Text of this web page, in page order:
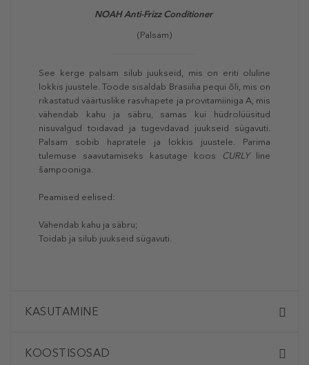
NOAH Anti-Frizz Conditioner
(Palsam)
See kerge palsam silub juukseid, mis on eriti oluline
lokkis juustele. Toode sisaldab Brasiilia pequi õli, mis on
rikastatud väärtuslike rasvhapete ja provitamiiniga A, mis
vähendab kahu ja säbru, samas kui hüdrolüüsitud
nisuvalgud toidavad ja tugevdavad juukseid sügavuti.
Palsam sobib hapratele ja lokkis juustele. Parima
tulemuse saavutamiseks kasutage koos
CURLYline
šampooniga.
Peamised eelised:
Vähendab kahu ja säbru;
Toidab ja silub juukseid sügavuti.
KASUTAMINE
KOOSTISOSAD